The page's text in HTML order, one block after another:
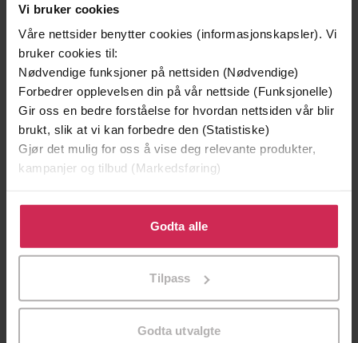
Vi bruker cookies
Våre nettsider benytter cookies (informasjonskapsler). Vi
bruker cookies til:
Nødvendige funksjoner på nettsiden (Nødvendige)
Forbedrer opplevelsen din på vår nettside (Funksjonelle)
Gir oss en bedre forståelse for hvordan nettsiden vår blir
brukt, slik at vi kan forbedre den (Statistiske)
Gjør det mulig for oss å vise deg relevante produkter,
kampanjer og tilbud (Markedsføring)
Klikk på «Godta alle» for å gi oss ditt samtykke til å
bruke cookies for alle disse formålene. Du kan også
tilpasse ditt samtykke til spesifikke formål ved å klikke
Godta alle
Tilpass
Godta utvalgte
Vinner av Rivertonprisen
Minnesota
Utskudd